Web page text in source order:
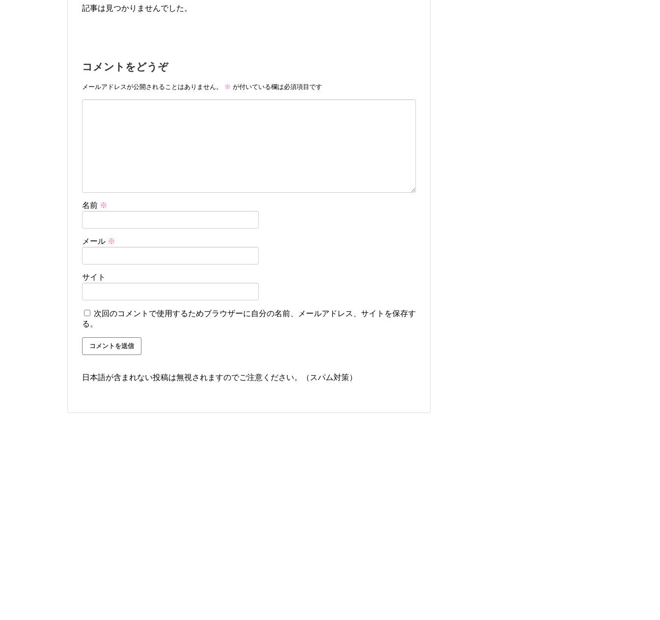
記事は見つかりませんでした。
コメントをどうぞ
メールアドレスが公開されることはありません。 ※ が付いている欄は必須項目です
名前 ※
メール ※
サイト
次回のコメントで使用するためブラウザーに自分の名前、メールアドレス、サイトを保存す
る。
日本語が含まれない投稿は無視されますのでご注意ください。（スパム対策）